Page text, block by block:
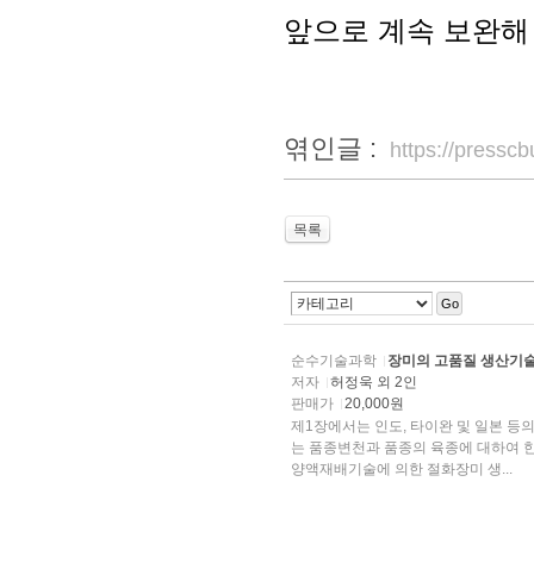
앞으로 계속 보완
엮인글 : https://
목록
Go
순수기술과학
장미의 고품질 생산기
저자
허정욱 외 2인
판매가
20,000원
제1장에서는 인도, 타이완 및 일본 등
는 품종변천과 품종의 육종에 대하여 한국과 일본의 상황에 대하여 비교, 분석하였다. 제3장에서는
양액재배기술에 의한 절화장미 생...